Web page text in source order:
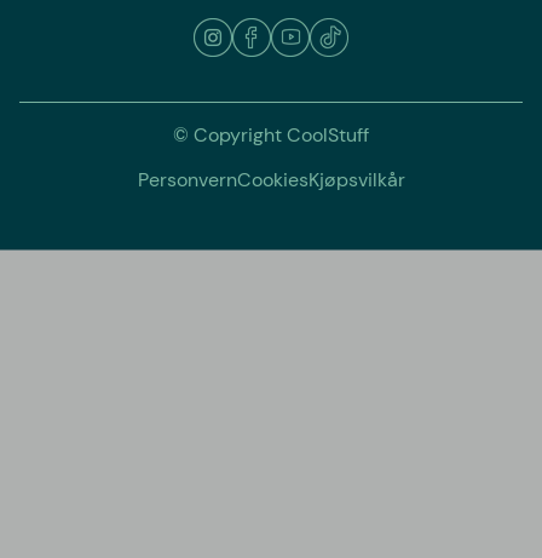
© Copyright CoolStuff
PersonvernCookiesKjøpsvilkår